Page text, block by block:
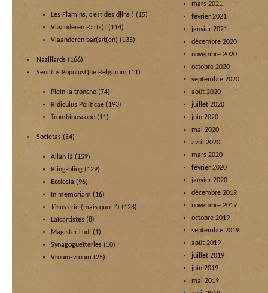
Les Flamins, c’est des djins ! (15)
Vlaanderen Bar(s)t (114)
Vlaanderen bar(s)t(en) (135)
Nazillards (166)
Senatus PopulusQue Belgarum (11)
Plein la tronche (74)
Ridiculus Politicae (193)
Trombinoscope (11)
Societas (54)
Allah là (159)
Bling-bling (129)
Ecclesia (96)
In memoriam (16)
Jésus crie (mais quoi ?) (128)
Laïcartistes (8)
Magister Ludi (1)
Synagoguetteries (10)
Vroum-vroum (25)
mars 2021
février 2021
janvier 2021
décembre 2020
novembre 2020
octobre 2020
septembre 2020
août 2020
juillet 2020
juin 2020
mai 2020
avril 2020
mars 2020
février 2020
janvier 2020
décembre 2019
novembre 2019
octobre 2019
septembre 2019
août 2019
juillet 2019
juin 2019
mai 2019